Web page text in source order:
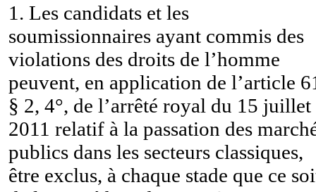
1. Les candidats et les
soumissionnaires ayant commis des
violations des droits de l’homme
peuvent, en application de l’article
§ 2, 4°, de l’arrêté royal du 15 juillet
2011 relatif à la passation des
publics dans les secteurs classiques,
être exclus, à chaque stade que ce